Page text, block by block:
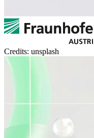
Credits: unsplash